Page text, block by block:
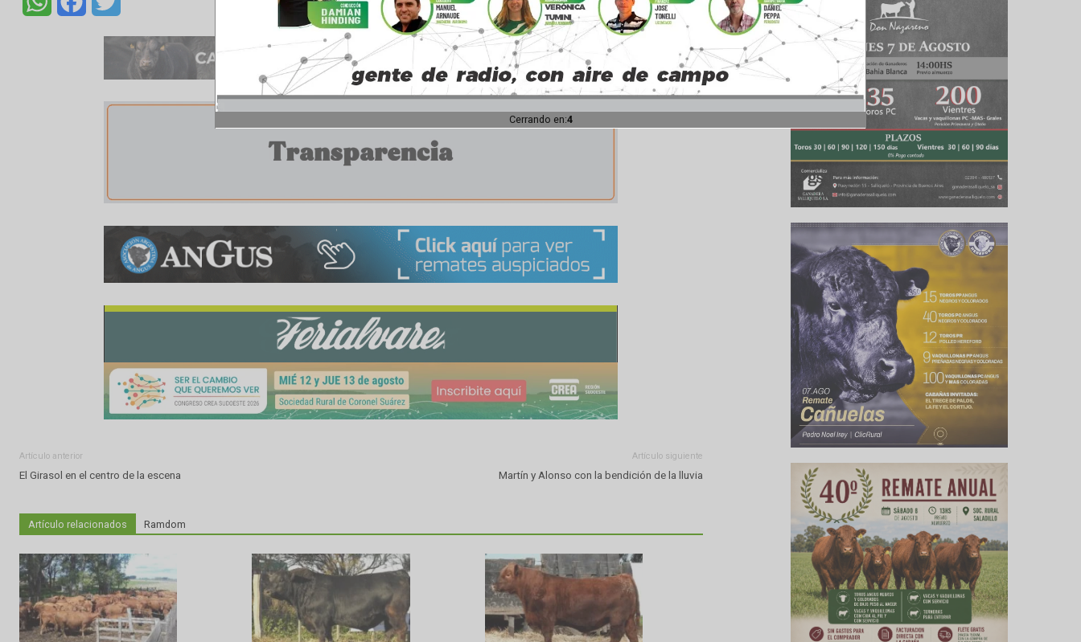
plazo que da la cabaña hay que sumarle los convenios de las tarjetas rurales: AgroNación, 360 días con el
82% o 180 con el 41%; Caldén Agraria, 240 días con el 53%; ProCampo, 360 días con el 84% o 180 días
con el 42%. No están definidas todavía las condiciones de Galicia Rural.
El remate comenzará después del almuerzo y estará a cargo Alfredo S. Mondino (en la página web está
toda la info de la subasta), firma que por la mañana llevará a cabo desde la cabaña su venta televisada de
invernada y cría con el FaenarTV por la pantalla de Canal Rural.